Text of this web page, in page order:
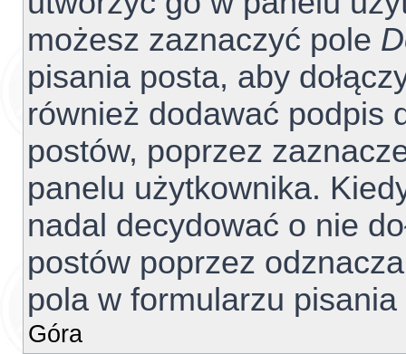
możesz zaznaczyć pole
pisania posta, aby
również dodawać podpis
postów, poprzez
panelu użytkownika.
nadal decydować o nie
postów poprzez
pola w formularzu
Góra